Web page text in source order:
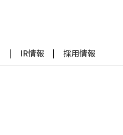
IR情報 採用情報